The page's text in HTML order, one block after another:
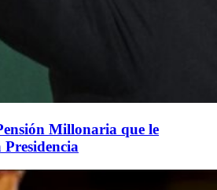
Millonaria que le